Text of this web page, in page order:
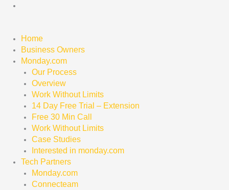
Skip
Home
Business Owners
Monday.com
Our Process
Overview
Work Without Limits
14 Day Free Trial – Extension
Free 30 Min Call
Work Without Limits
Case Studies
Interested in monday.com
Tech Partners
Monday.com
Connecteam